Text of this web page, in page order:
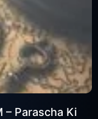
– Parascha Ki